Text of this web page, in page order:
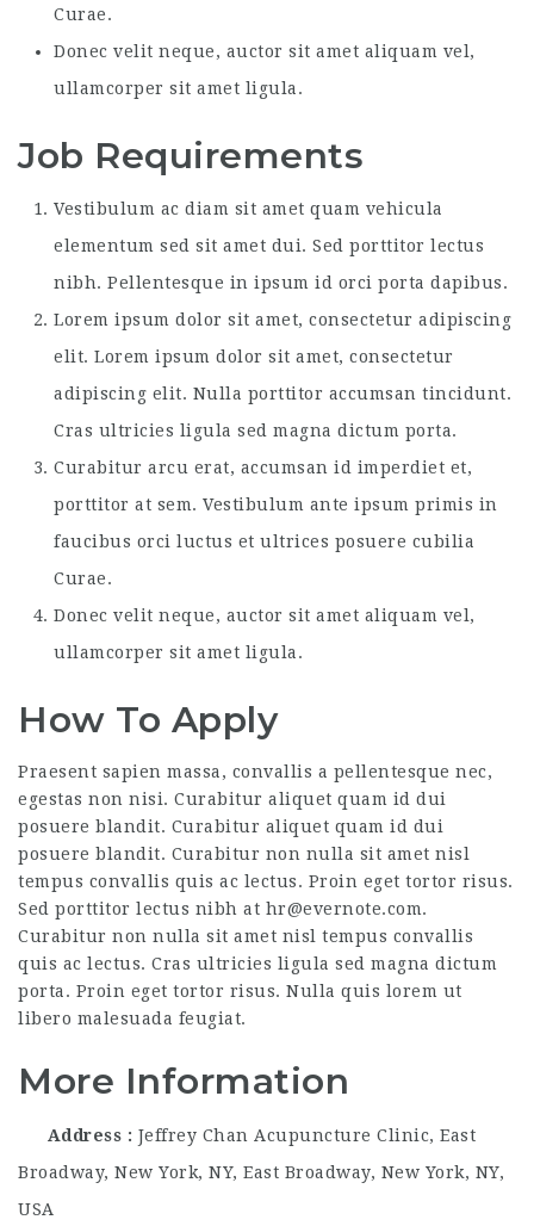
Curae.
Donec velit neque, auctor sit amet aliquam vel,
ullamcorper sit amet ligula.
Job Requirements
Vestibulum ac diam sit amet quam vehicula
elementum sed sit amet dui. Sed porttitor lectus
nibh. Pellentesque in ipsum id orci porta dapibus.
Lorem ipsum dolor sit amet, consectetur adipiscing
elit. Lorem ipsum dolor sit amet, consectetur
adipiscing elit. Nulla porttitor accumsan tincidunt.
Cras ultricies ligula sed magna dictum porta.
Curabitur arcu erat, accumsan id imperdiet et,
porttitor at sem. Vestibulum ante ipsum primis in
faucibus orci luctus et ultrices posuere cubilia
Curae.
Donec velit neque, auctor sit amet aliquam vel,
ullamcorper sit amet ligula.
How To Apply
Praesent sapien massa, convallis a pellentesque nec,
egestas non nisi. Curabitur aliquet quam id dui
posuere blandit. Curabitur aliquet quam id dui
posuere blandit. Curabitur non nulla sit amet nisl
tempus convallis quis ac lectus. Proin eget tortor risus.
Sed porttitor lectus nibh at hr@evernote.com.
Curabitur non nulla sit amet nisl tempus convallis
quis ac lectus. Cras ultricies ligula sed magna dictum
porta. Proin eget tortor risus. Nulla quis lorem ut
libero malesuada feugiat.
More Information
Address
Jeffrey Chan Acupuncture Clinic, East
Broadway, New York, NY, East Broadway, New York, NY,
USA